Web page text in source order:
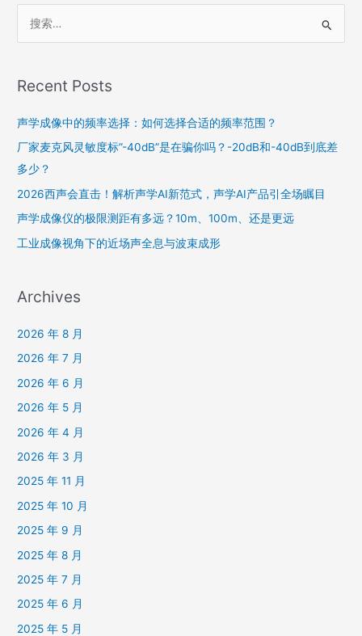
Recent Posts
声学成像中的频率选择：如何选择合适的频率范围？
厂家麦克风灵敏度标”-40dB”是在骗你吗？-20dB和-40dB到底差
多少？
2026西声会直击！解析声学AI新范式，声学AI产品引全场瞩目
声学成像仪的极限测距有多远？10m、100m、还是更远
工业成像视角下的近场声全息与波束成形
Archives
2026 年 8 月
2026 年 7 月
2026 年 6 月
2026 年 5 月
2026 年 4 月
2026 年 3 月
2025 年 11 月
2025 年 10 月
2025 年 9 月
2025 年 8 月
2025 年 7 月
2025 年 6 月
2025 年 5 月